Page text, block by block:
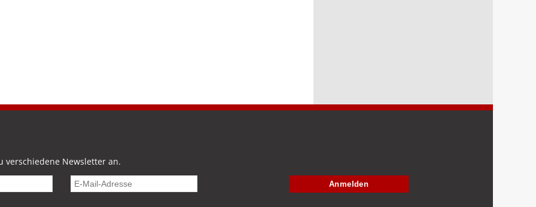
verschiedene Newsletter an.
Anmelden